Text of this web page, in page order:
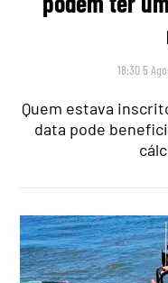
18:30 5
Quem estava
data pode